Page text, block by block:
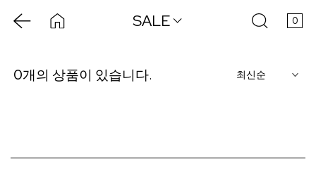
0
SALE
0개의 상품이 있습니다.